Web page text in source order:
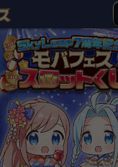
モバフェスTOP
キャンペーン公
モバゲーにログ